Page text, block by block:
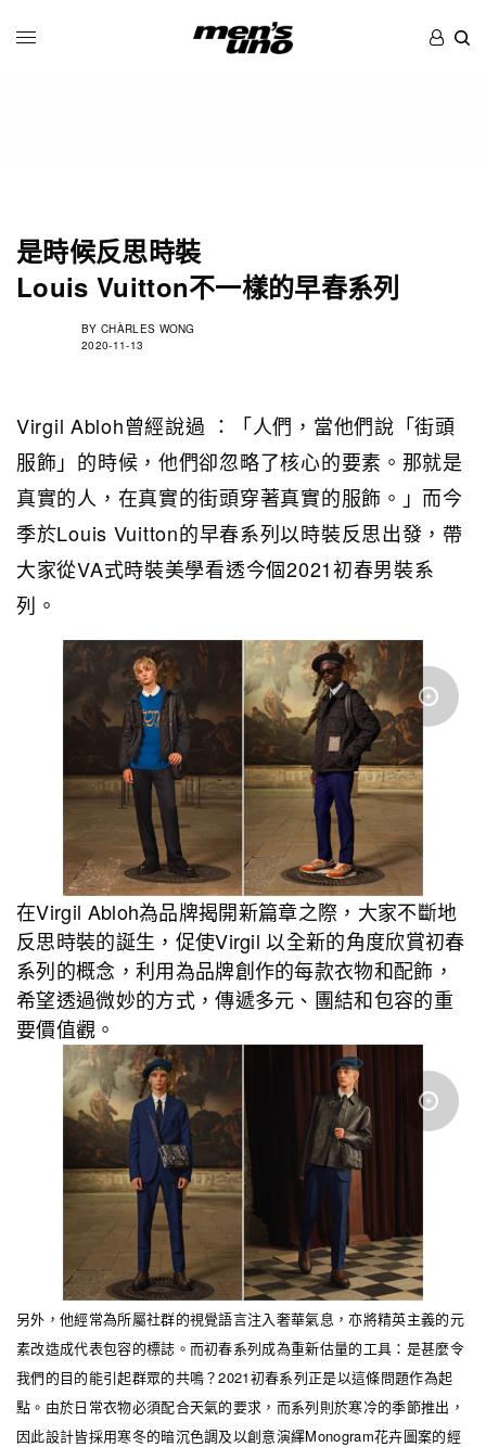
是時候反思時裝
Louis Vuitton不一樣的早春系列
BY CHÀRLES WONG
2020-11-13
Virgil Abloh曾經說過 ：「人們，當他們說「街頭
服飾」的時候，他們卻忽略了核心的要素。那就是
真實的人，在真實的街頭穿著真實的服飾。」而今
季於Louis Vuitton的早春系列以時裝反思出發，帶
大家從VA式時裝美學看透今個2021初春男裝系
列。
在Virgil Abloh為品牌揭開新篇章之際，大家不斷地
反思時裝的誕生，促使Virgil 以全新的角度欣賞初春
系列的概念，利用為品牌創作的每款衣物和配飾，
希望透過微妙的方式，傳遞多元、團結和包容的重
要價值觀。
另外，他經常為所屬社群的視覺語言注入奢華氣息，亦將精英主義的元
素改造成代表包容的標誌。而初春系列成為重新估量的工具：是甚麼令
我們的目的能引起群眾的共鳴？2021初春系列正是以這條問題作為起
點。由於日常衣物必須配合天氣的要求，而系列則於寒冷的季節推出，
因此設計皆採用寒冬的暗沉色調及以創意演繹Monogram花卉圖案的經